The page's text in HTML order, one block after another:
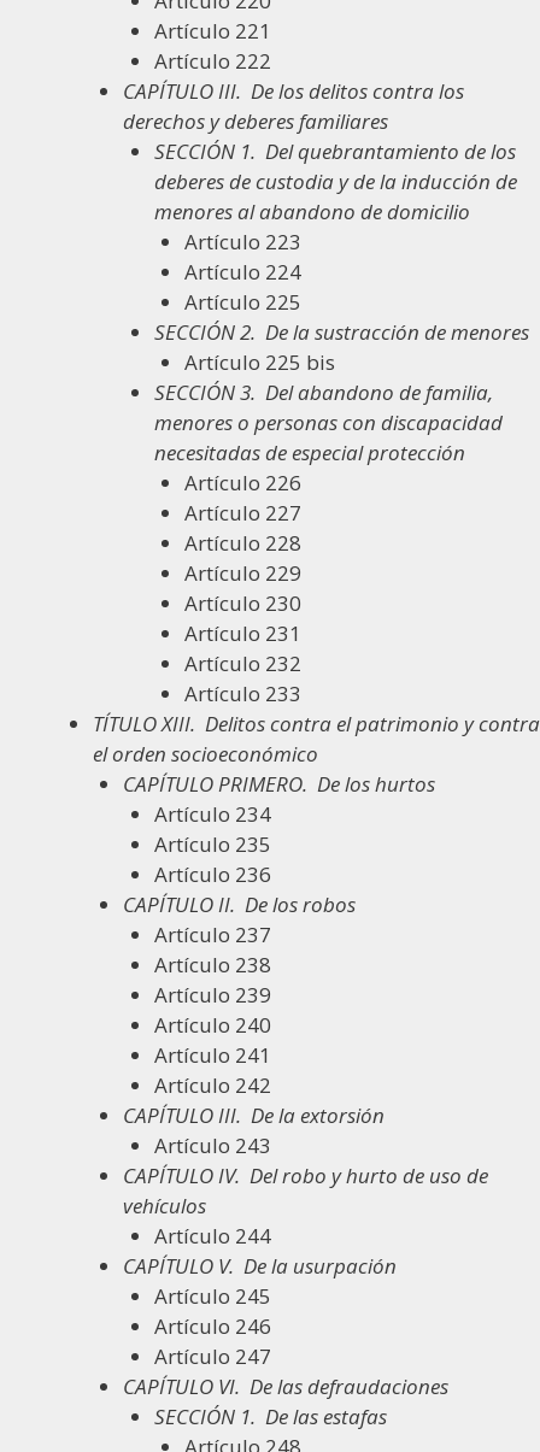
Artículo 221
Artículo 222
CAPÍTULO III. De los delitos contra los
derechos y deberes familiares
SECCIÓN 1. Del quebrantamiento de los
deberes de custodia y de la inducción de
menores al abandono de domicilio
Artículo 223
Artículo 224
Artículo 225
SECCIÓN 2. De la sustracción de menores
Artículo 225 bis
SECCIÓN 3. Del abandono de familia,
menores o personas con discapacidad
necesitadas de especial protección
Artículo 226
Artículo 227
Artículo 228
Artículo 229
Artículo 230
Artículo 231
Artículo 232
Artículo 233
TÍTULO XIII. Delitos contra el patrimonio y contra
el orden socioeconómico
CAPÍTULO PRIMERO. De los hurtos
Artículo 234
Artículo 235
Artículo 236
CAPÍTULO II. De los robos
Artículo 237
Artículo 238
Artículo 239
Artículo 240
Artículo 241
Artículo 242
CAPÍTULO III. De la extorsión
Artículo 243
CAPÍTULO IV. Del robo y hurto de uso de
vehículos
Artículo 244
CAPÍTULO V. De la usurpación
Artículo 245
Artículo 246
Artículo 247
CAPÍTULO VI. De las defraudaciones
SECCIÓN 1. De las estafas